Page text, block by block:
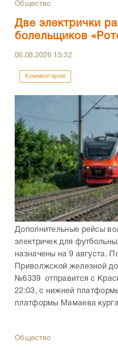
Общество
Две электрички
болельщиков
06.08.2026 15:32
Комментарии
Дополнительные рейсы
электричек для
назначены на 9 августа.
Приволжской железной
№6339 отправится с
22:03, с нижней
платформы Мамаева
Общество